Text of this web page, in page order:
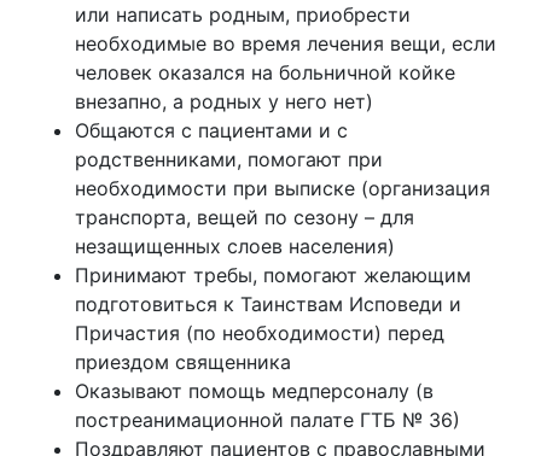
или написать родным, приобрести
необходимые во время лечения вещи, если
человек оказался на больничной койке
внезапно, а родных у него нет)
Общаются с пациентами и с
родственниками, помогают при
необходимости при выписке (организация
транспорта, вещей по сезону – для
незащищенных слоев населения)
Принимают требы, помогают желающим
подготовиться к Таинствам Исповеди и
Причастия (по необходимости) перед
приездом священника
Оказывают помощь медперсоналу (в
постреанимационной палате ГТБ № 36)
Поздравляют пациентов с православными